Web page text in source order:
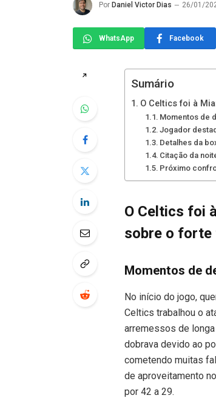
Por Daniel Victor Dias 26/01/
WhatsApp Facebook
↗
Sumário
O Celtics foi à
Momentos de
Jogador
Detalhes da
Citação da
Próximo
O Celtics foi
sobre o forte
Momentos de
No início do jogo,
Celtics trabalhou o
arremessos de
dobrava devido ao
cometendo muitas
de aproveitamento
por 42 a 29.